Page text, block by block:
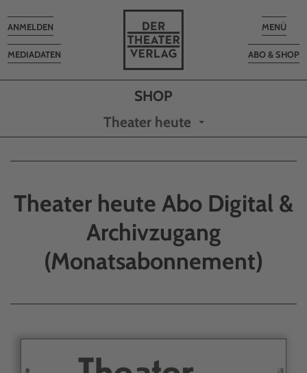
Toggle
MENÜ
ABO & SHOP
MEDIADATEN
Toggle
navigation
ANMELDEN
Theater heute
Theater heute Abo Digital &
Archivzugang
(Monatsabonnement)